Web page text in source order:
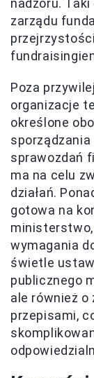
nadzoru.
zarządu
Poza
organizacje
określone
sprawozdań
ma na celu
działań.
gotowa na
wymagania
świetle
publicznego
ale również
przepisami,